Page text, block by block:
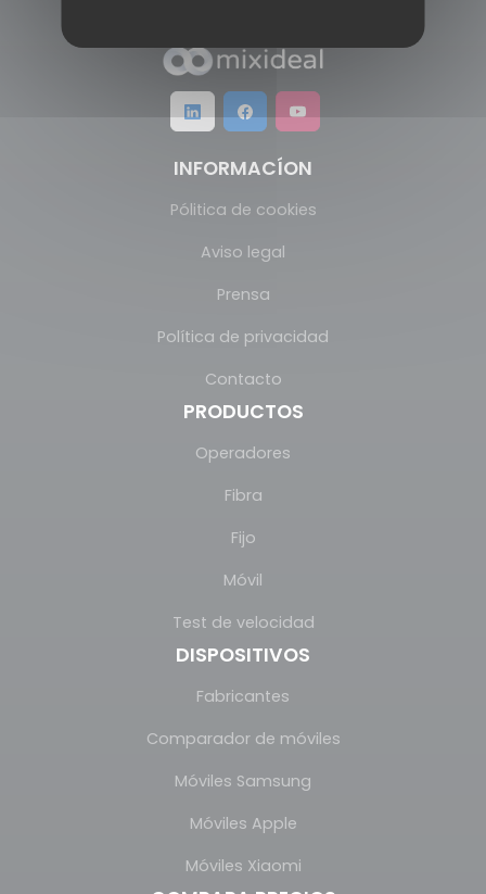
INFORMACÍON
Pólitica de cookies
Aviso legal
Prensa
Política de privacidad
Contacto
PRODUCTOS
Operadores
Fibra
Fijo
Móvil
Test de velocidad
DISPOSITIVOS
Fabricantes
Comparador de móviles
Móviles Samsung
Móviles Apple
Móviles Xiaomi